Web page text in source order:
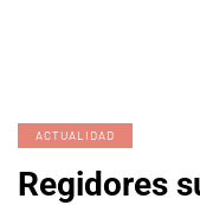
ACTUALIDAD
Regidores